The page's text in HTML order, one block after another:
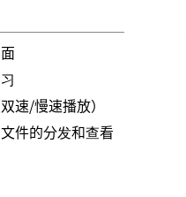
速/慢速播放）
件的分发和查看